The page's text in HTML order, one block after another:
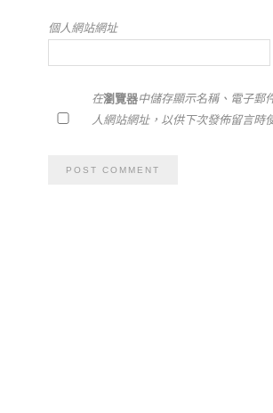
個人網站網址
在瀏覽器中儲存顯示名稱、電子郵
人網站網址，以供下次發佈留言時